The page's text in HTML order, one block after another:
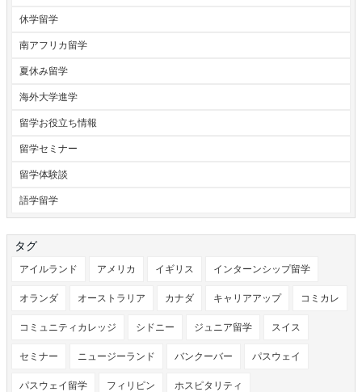
休学留学
南アフリカ留学
夏休み留学
海外大学進学
留学お役立ち情報
留学セミナー
留学体験談
語学留学
タグ
アイルランド アメリカ イギリス インターンシップ留学
オランダ オーストラリア カナダ キャリアアップ コミカレ
コミュニティカレッジ シドニー ジュニア留学 スイス
セミナー ニュージーランド バンクーバー パスウェイ
パスウェイ留学 フィリピン ホスピタリティ